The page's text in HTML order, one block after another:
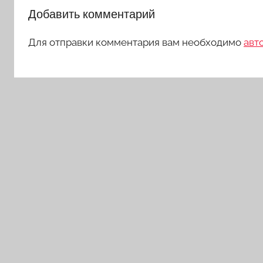
Добавить комментарий
Для отправки комментария вам необходимо